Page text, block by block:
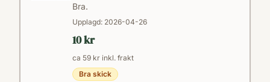
Bra.
Upplagd: 2026-04-26
10 kr
ca 59 kr inkl. frakt
Bra skick